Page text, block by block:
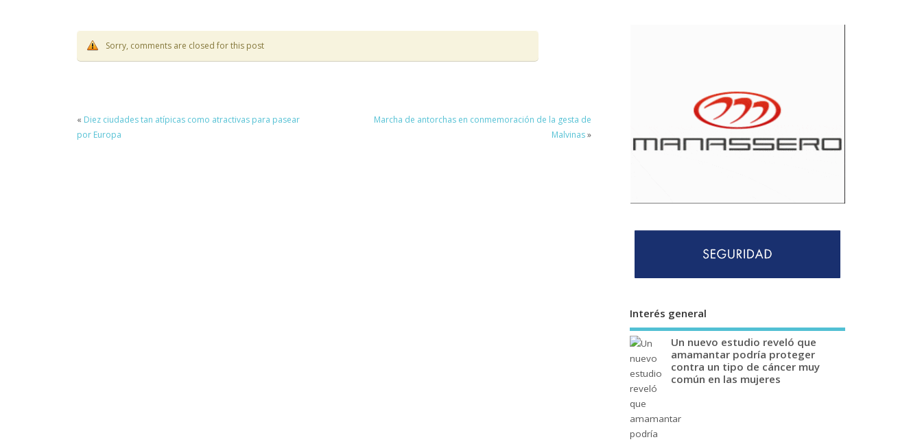
Sorry, comments are closed for this post
« Diez ciudades tan atípicas como atractivas para pasear
por Europa
Marcha de antorchas en conmemoración de la gesta de
Malvinas»
Interés general
Un nuevo estudio reveló que
amamantar podría proteger
contra un tipo de cáncer muy
común en las mujeres